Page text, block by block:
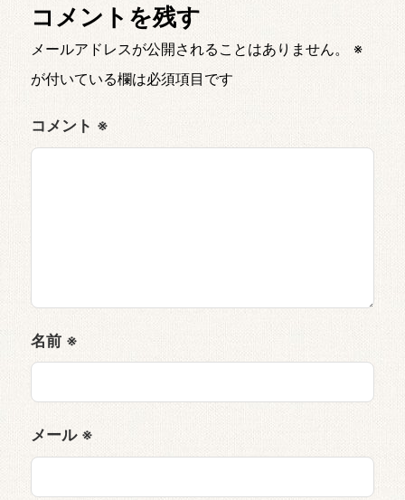
コメントを残す
メールアドレスが公開されることはありません。
※
が付いている欄は必須項目です
コメント ※
名前 ※
メール ※